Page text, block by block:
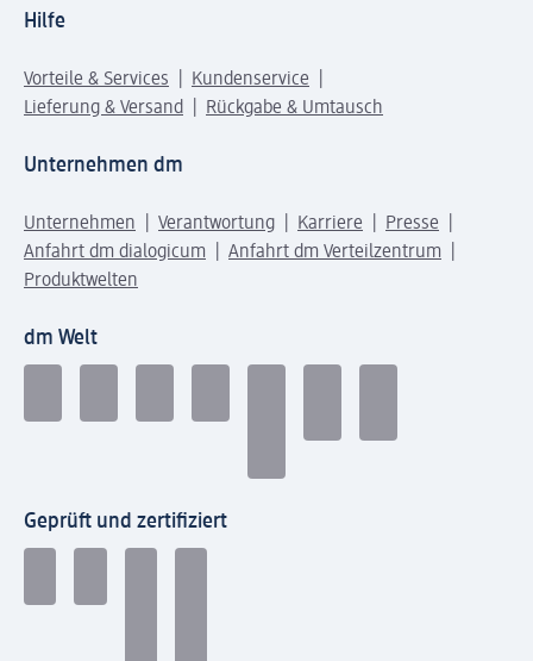
Hilfe
Vorteile & Services
Kundenservice
Lieferung & Versand
Rückgabe & Umtausch
Unternehmen dm
Unternehmen Verantwortung Karriere
Presse
Anfahrt dm dialogicum
Anfahrt dm Verteilzentrum
Produktwelten
dm Welt
Geprüft und zertifiziert